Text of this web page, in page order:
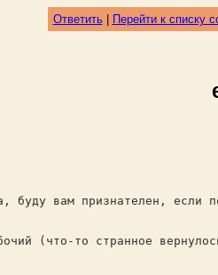
Ответить| Перейти к списку
буду вам признателен, если
(что-то странное